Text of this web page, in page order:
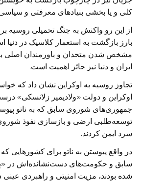
کلی و یا بخشی بنیادهای معرفتی و
از این رو واکنش به جنگ تحمیلی روسیه
بارز بازگشت به استعمار کلاسیک در دنیا
مشخص شدن متحدان و باورمندان اصلی
ایران و دنیا نیز حائز اهمیت است.
تجاوز روسیه به اوکراین نشان داد که
اوکراین و دولت «ولادیمیر زلانسکی»
جمهوری‌های شوروی سابق که به ناتو
توسعه‌طلبی ارضی و بازسازی نفوذ
سرد ایمن کردند.
در واقع پیوستن به ناتو برای کشورهایی
سابق و حکومت‌های دست‌نشانده‌اش در
شده بودند، مزیت امنیتی و راهبردی عینی